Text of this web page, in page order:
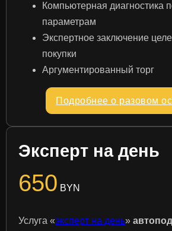
Компьютерная диагностика
параметрам
Экспертное заключение
покупки
Аргументированный торг
Подробнее о разовом
Эксперт на день
650 BYN
Услуга «эксперт на день»